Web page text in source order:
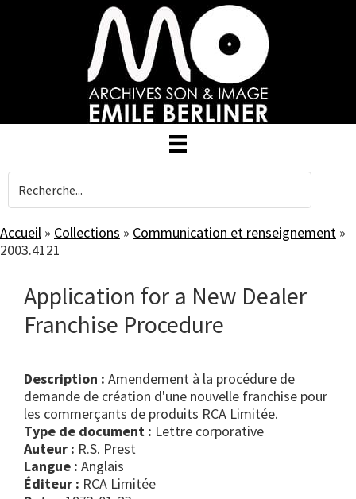
Accueil » Collections » Communication et renseignement »
2003.4121
Application for a New Dealer
Franchise Procedure
Description : Amendement à la procédure de
demande de création d'une nouvelle franchise pour
les commerçants de produits RCA Limitée.
Type de document :
lettre corporative
Auteur : R.S. Prest
Langue : Anglais
Éditeur : RCA Limitée